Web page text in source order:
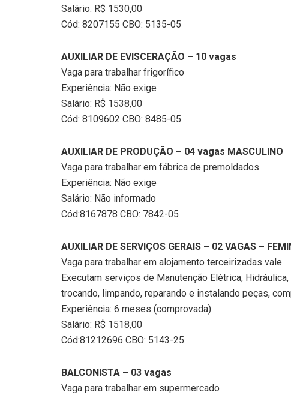
Salário: R$ 1530,00
Cód: 8207155 CBO: 5135-05
AUXILIAR DE EVISCERAÇÃO – 10 vagas
Vaga para trabalhar frigorífico
Experiência: Não exige
Salário: R$ 1538,00
Cód: 8109602 CBO: 8485-05
AUXILIAR DE PRODUÇÃO – 04 vagas MASCULINO
Vaga para trabalhar em fábrica de premoldados
Experiência: Não exige
Salário: Não informado
Cód:8167878 CBO: 7842-05
AUXILIAR DE SERVIÇOS GERAIS – 02 VAGAS –
Vaga para trabalhar em alojamento terceirizadas vale
Executam serviços de Manutenção Elétrica,
trocando, limpando, reparando e instalando peças,
Experiência: 6 meses (comprovada)
Salário: R$ 1518,00
Cód:81212696 CBO: 5143-25
BALCONISTA – 03 vagas
Vaga para trabalhar em supermercado